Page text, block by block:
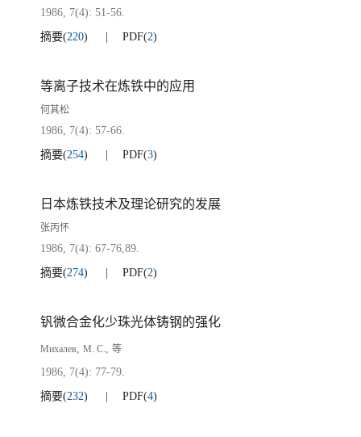
1986, 7(4): 51-56.
摘要(220) PDF(2)
等离子技术在炼铁中的应用
何其松
1986, 7(4): 57-66.
摘要(254) PDF(3)
日本炼铁技术及理论研究的发展
张丙怀
1986, 7(4): 67-76,89.
摘要(274) PDF(2)
钒微合金化少珠光体铸钢的强化
Михалев, М. С., 等
1986, 7(4): 77-79.
摘要(232) PDF(4)